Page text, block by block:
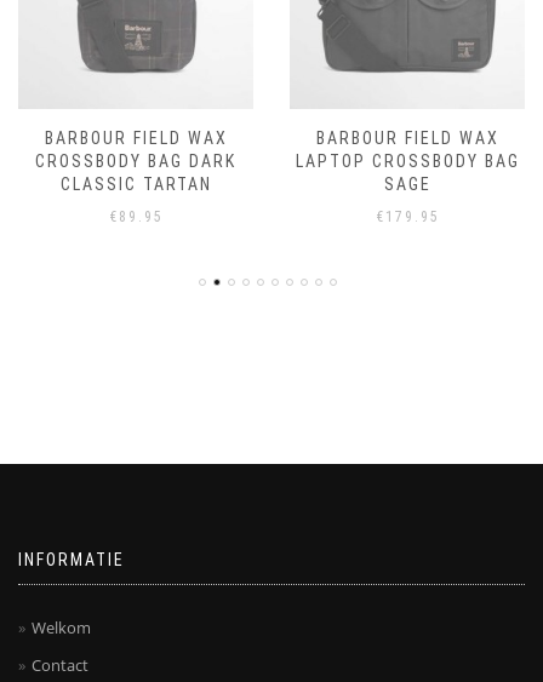
BARBOUR FIELD WAX
CROSSBODY BAG DARK
CLASSIC TARTAN
€ 89.95
BARBOUR FIELD WAX
LAPTOP CROSSBODY BAG
SAGE
€ 179.95
INFORMATIE
Welkom
Contact